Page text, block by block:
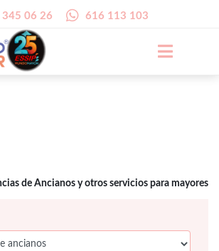
345 06 26 616 113 103
de Ancianos y otros servicios para mayores